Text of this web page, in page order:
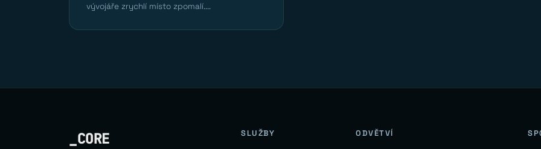
vývojáře zrychlí místo zpomalí....
_CORE SLUŽBY ODVĚTVÍ